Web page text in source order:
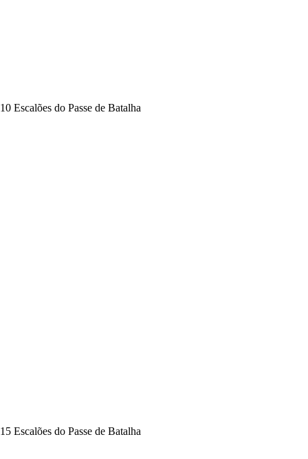
10 Escalões do Passe de Batalha
15 Escalões do Passe de Batalha